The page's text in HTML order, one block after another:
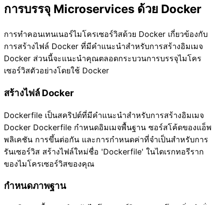
การบรรจุ Microservices ด้วย Docker
การทำคอนเทนเนอร์ไมโครเซอร์วิสด้วย Docker เกี่ยวข้องกับ
การสร้างไฟล์ Docker ที่มีคำแนะนำสำหรับการสร้างอิมเมจ
Docker ส่วนนี้จะแนะนำคุณตลอดกระบวนการบรรจุไมโคร
เซอร์วิสตัวอย่างโดยใช้ Docker
สร้างไฟล์ Docker
Dockerfile เป็นสคริปต์ที่มีคำแนะนำสำหรับการสร้างอิมเมจ
Docker Dockerfile กำหนดอิมเมจพื้นฐาน ซอร์สโค้ดของแอ็พ
พลิเคชัน การขึ้นต่อกัน และการกำหนดค่าที่จำเป็นสำหรับการ
รันเซอร์วิส สร้างไฟล์ใหม่ชื่อ 'Dockerfile' ในไดเรกทอรีราก
ของไมโครเซอร์วิสของคุณ
กำหนดภาพฐาน